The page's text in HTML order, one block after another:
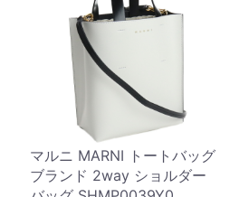
マルニ MARNI トートバッグ
ブランド 2way ショルダー